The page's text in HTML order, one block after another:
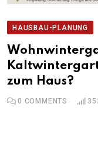
HAUSBAU-PLANUNG
zum Haus?
0 COMMENTS